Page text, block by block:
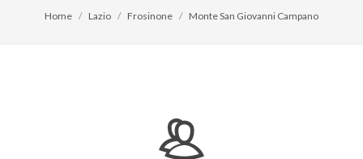
Home Lazio Frosinone Monte San Giovanni Campano